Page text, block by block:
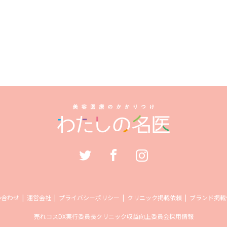
わせ 運営会社 プライバシーポリシー クリニック掲載依頼 ブランド掲
売れコスDX実行委員長クリニック収益向上委員会採用情報